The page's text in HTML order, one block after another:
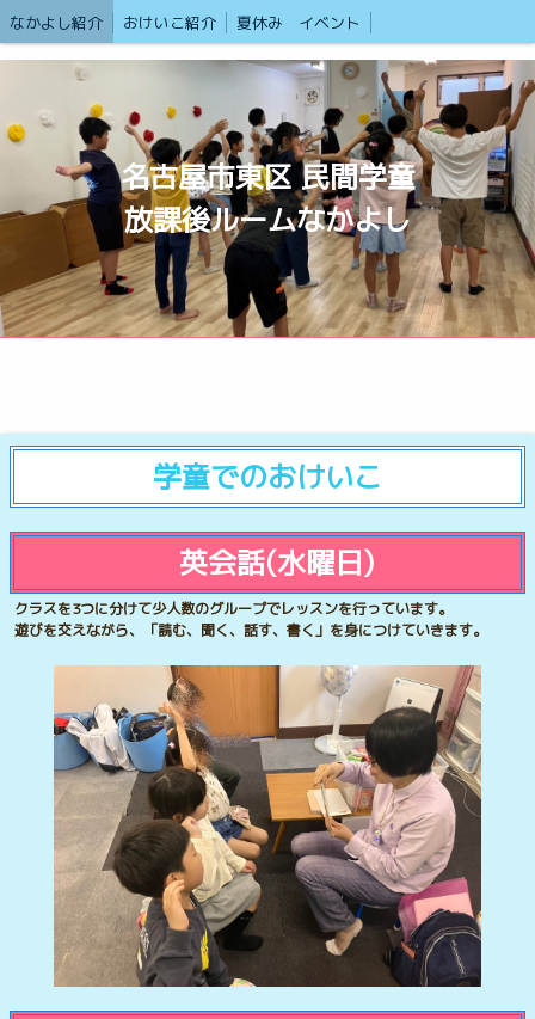
なかよし紹介 おけいこ紹介 夏休み イベント
名古屋市東区 民間学童
放課後ルームなかよし
学童でのおけいこ
英会話(水曜日)
クラスを3つに分けて少人数のグループでレッスンを行っています。
遊びを交えながら、「読む、聞く、話す、書く」を身につけていきます。